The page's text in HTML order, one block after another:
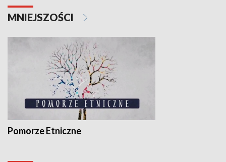
MNIEJSZOŚCI
Pomorze Etniczne